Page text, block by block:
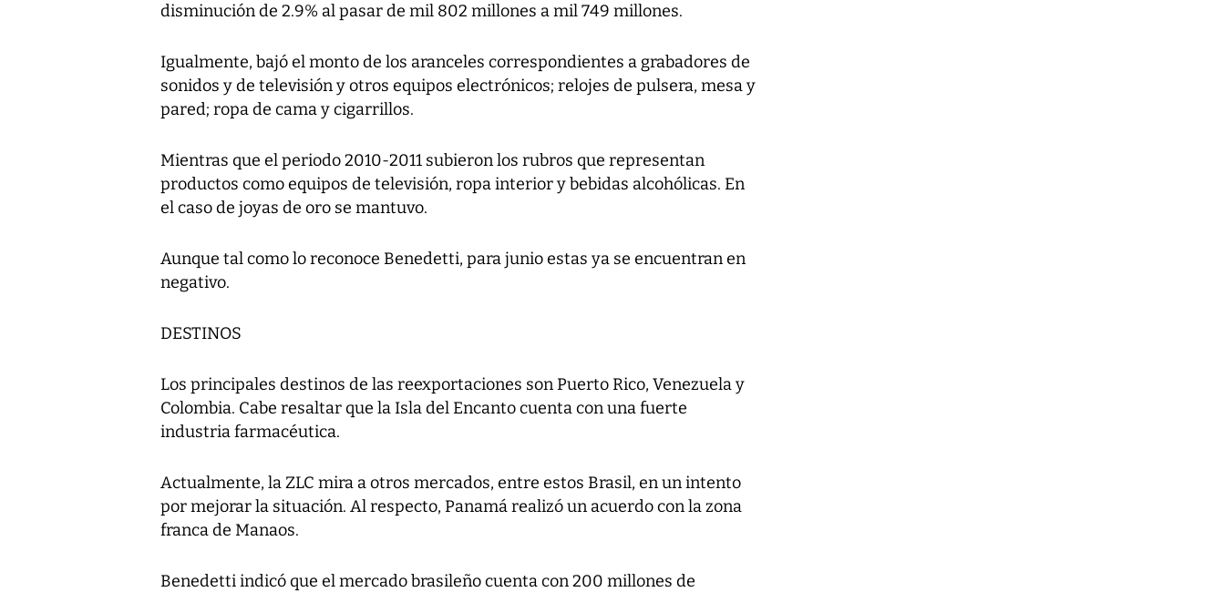
disminución de 2.9% al pasar de mil 802 millones a mil 749 millones.
Igualmente, bajó el monto de los aranceles correspondientes a grabadores de
sonidos y de televisión y otros equipos electrónicos; relojes de pulsera, mesa y
pared; ropa de cama y cigarrillos.
Mientras que el periodo 2010-2011 subieron los rubros que representan
productos como equipos de televisión, ropa interior y bebidas alcohólicas. En
el caso de joyas de oro se mantuvo.
Aunque tal como lo reconoce Benedetti, para junio estas ya se encuentran en
negativo.
DESTINOS
Los principales destinos de las reexportaciones son Puerto Rico, Venezuela y
Colombia. Cabe resaltar que la Isla del Encanto cuenta con una fuerte
industria farmacéutica.
Actualmente, la ZLC mira a otros mercados, entre estos Brasil, en un intento
por mejorar la situación. Al respecto, Panamá realizó un acuerdo con la zona
franca de Manaos.
Benedetti indicó que el mercado brasileño cuenta con 200 millones de